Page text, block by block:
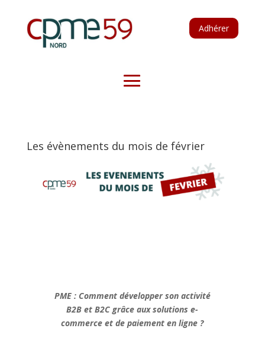
Adhérer
Les évènements du mois de février
PME : Comment développer son activité
B2B et B2C grâce aux solutions e-
commerce et depaiement en ligne ?